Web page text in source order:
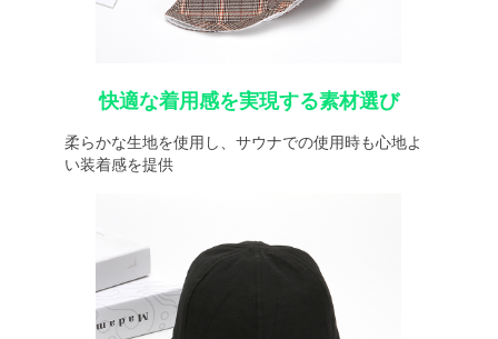
快適な着用感を実現する素材選び
柔らかな生地を使用し、サウナでの使用時も心地よ
い装着感を提供